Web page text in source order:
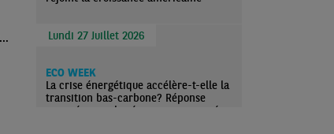
Lundi 27 Juillet 2026
ECO WEEK
La crise énergétique accélère-t-elle la
transition bas-carbone? Réponse
nuancée pour les économies avancées